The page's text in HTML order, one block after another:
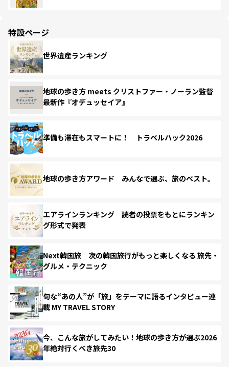
特設ページ
世界遺産ランキング
地球の歩き方 meets クリストファー・ノーラン監督
最新作『オデュッセイア』
準備も滞在もスマートに！ トラベルハック2026
地球の歩き方アワード みんなで選ぶ、旅のベスト。
エアラインランキング 読者の投票をもとにランキン
グ形式で発表
Next韓国旅 次の韓国旅行がもっと楽しくなる 旅先・
グルメ・テクニック
旬な“あの人”が「旅」をテーマに語るインタビュー連
載 MY TRAVEL STORY
今、こんな旅がしてみたい！地球の歩き方が選ぶ2026
年絶対行くべき旅先30